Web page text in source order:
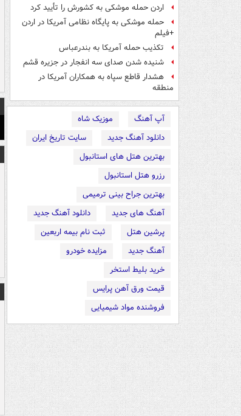
اردن حمله موشکی به کشورش را تأیید کرد
حمله موشکی به پایگاه نظامی آمریکا در اردن
+فیلم
تکذیب حمله آمریکا به بندرعباس
شنیده شدن صدای سه انفجار در جزیره قشم
هشدار قاطع سپاه به همکاران آمریکا در
منطقه
آپ آهنگ
موزیک شاه
دانلود آهنگ جدید
سایت تاریخ ایران
بهترین هتل های استانبول
رزرو هتل استانبول
بهترین جراح بینی ترمیمی
آهنگ های جدید
دانلود آهنگ جدید
پرشین هتل
ثبت نام بیمه اربعین
آهنگ جدید
مزایده خودرو
خرید بلیط استخر
قیمت ورق آهن پرایس
فروشنده مواد شیمیایی